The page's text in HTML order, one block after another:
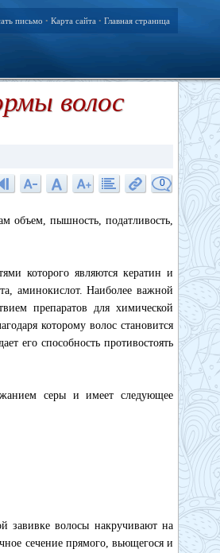
письмо • Карта сайта • Главная страница
волос
0
объем, пышность, податливость,
которого являются кератин и
аминокислот. Наиболее важной
препаратов для химической
которому волос становится
его способность противостоять
серы и имеет следующее
завивке волосы накручивают на
сечение прямого, вьющегося и